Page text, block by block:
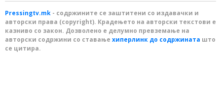
Pressingtv.mk - содржините се заштитени со издавачки и
авторски права (copyright). Крадењето на авторски текстови е
казниво со закон. Дозволено е делумно превземање на
авторски содржини со ставање хиперлинк до содржината што
се цитира.